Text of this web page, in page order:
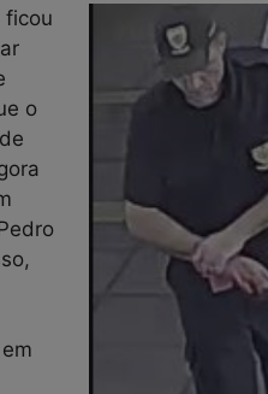
ficou
o